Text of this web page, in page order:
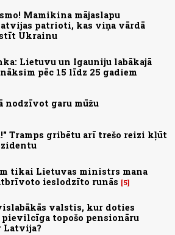
Mamikina mājaslapu
patrioti, kas viņa vārdā
Ukrainu
Lietuvu un Igauniju labākajā
pēc 15 līdz 25 gadiem
nodzīvot garu mūžu
Tramps gribētu arī trešo reizi kļūt
tikai Lietuvas ministrs mana
ieslodzīto runās
5
valstis, kur doties
pievilcīga topošo pensionāru
Latvija?